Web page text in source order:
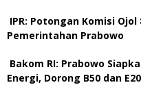
IPR: Potongan Komisi
Pemerintahan Prabowo
Bakom RI: Prabowo
Energi, Dorong B50 dan E20